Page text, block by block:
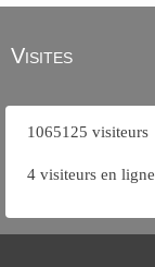
Visites
1065125 visiteurs
4 visiteurs en ligne